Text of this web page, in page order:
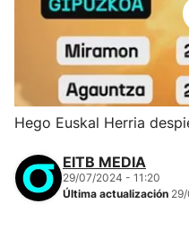
Hego Euskal Herria
EITB MEDIA
29/07/2024 - 11:20
Última actualización